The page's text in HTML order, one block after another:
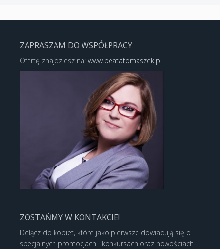
ZAPRASZAM DO WSPÓŁPRACY
Ofertę znajdziesz na: www.beatatomaszek.pl
ZOSTAŃMY W KONTAKCIE!
Dołącz do kobiet, które jako pierwsze dowiadują się o
specjalnych promocjach i konkursach oraz nowościach